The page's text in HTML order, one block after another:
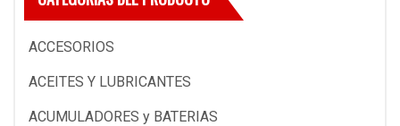
ACCESORIOS
ACEITES Y LUBRICANTES
ACUMULADORES y BATERIAS